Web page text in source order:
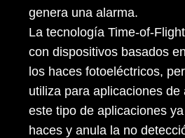
genera una alarma.
La tecnología Time-of-
con dispositivos basados
los haces fotoeléctricos,
utiliza para aplicaciones
este tipo de aplicaciones
haces y anula la no